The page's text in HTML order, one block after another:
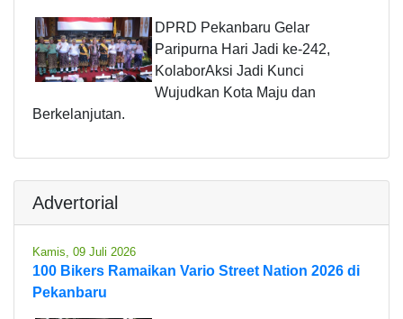
DPRD Pekanbaru Gelar
Paripurna Hari Jadi ke-242,
KolaborAksi Jadi Kunci
Wujudkan Kota Maju dan
Berkelanjutan.
Advertorial
Kamis, 09 Juli 2026
100 Bikers Ramaikan Vario Street Nation 2026 di
Pekanbaru